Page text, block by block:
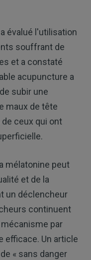
évalué l'utilisation
souffrant de
et a constaté
acupuncture a
subir une
maux de tête
de ceux qui ont
mélatonine peut
et de la
un déclencheur
continuent
par
efficace. Un article
« sans danger